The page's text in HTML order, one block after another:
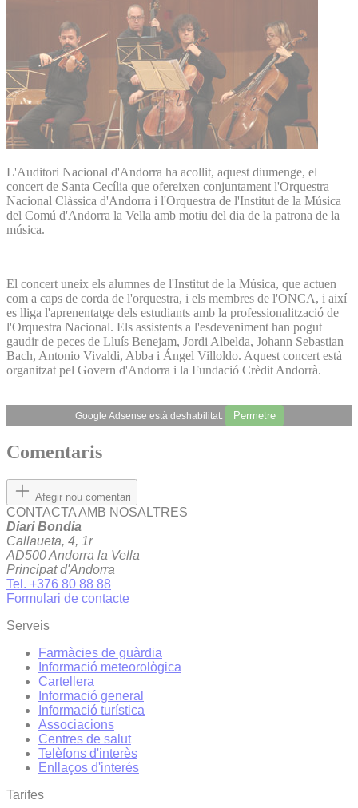
L'Auditori Nacional d'Andorra ha acollit, aquest diumenge, el
concert de Santa Cecília que ofereixen conjuntament l'Orquestra
Nacional Clàssica d'Andorra i l'Orquestra de l'Institut de la Música
del Comú d'Andorra la Vella amb motiu del dia de la patrona de la
música.
El concert uneix els alumnes de l'Institut de la Música, que actuen
com a caps de corda de l'orquestra, i els membres de l'ONCA, i així
es lliga l'aprenentatge dels estudiants amb la professionalització de
l'Orquestra Nacional. Els assistents a l'esdeveniment han pogut
gaudir de peces de Lluís Benejam, Jordi Albelda, Johann Sebastian
Bach, Antonio Vivaldi, Abba i Ángel Villoldo. Aquest concert està
organitzat pel Govern d'Andorra i la Fundació Crèdit Andorrà.
Google Adsense està deshabilitat. Permetre
Comentaris
Afegir nou comentari
CONTACTA AMB NOSALTRES
Diari Bondia
Callaueta, 4, 1r
AD500 Andorra la Vella
Principat d'Andorra
Tel. +376 80 88 88
Formulari de contacte
Serveis
Farmàcies de guàrdia
Informació meteorològica
Cartellera
Informació general
Informació turística
Associacions
Centres de salut
Telèfons d'interès
Enllaços d'interés
Tarifes